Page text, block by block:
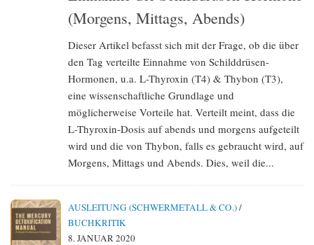
(Morgens, Mittags, Abends)
Dieser Artikel befasst sich mit der Frage, ob die über
den Tag verteilte Einnahme von Schilddrüsen-
Hormonen, u.a. L-Thyroxin (T4) & Thybon (T3),
eine wissenschaftliche Grundlage und
möglicherweise Vorteile hat. Verteilt meint, dass die
L-Thyroxin-Dosis auf abends und morgens aufgeteilt
wird und die von Thybon, falls es gebraucht wird, auf
Morgens, Mittags und Abends. Dies, weil die...
AUSLEITUNG (SCHWERMETALL & CO.)/
BUCHKRITIK
8. JANUAR 2020